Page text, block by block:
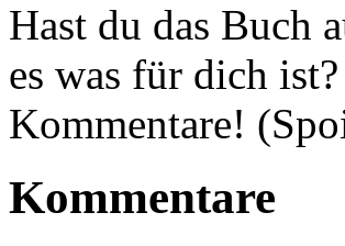
Hast du das Buch
es was für dich
Kommentare!
Kommentare